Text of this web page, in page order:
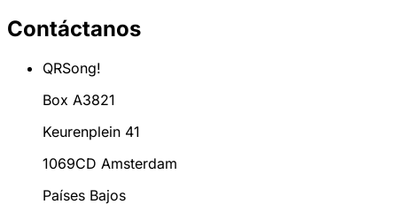
Contáctanos
QRSong!
Box A3821
Keurenplein 41
1069CD Amsterdam
Países Bajos